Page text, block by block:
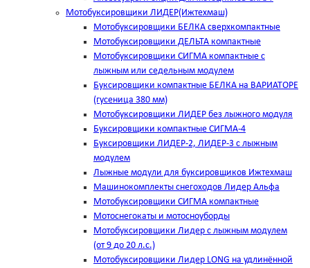
Мотобуксировщики ЛИДЕР(Ижтехмаш)
Мотобуксировщики БЕЛКА сверхкомпактные
Мотобуксировщики ДЕЛЬТА компактные
Мотобуксировщики СИГМА компактные с
лыжным или седельным модулем
Буксировщики компактные БЕЛКА на ВАРИАТОРЕ
(гусеница 380 мм)
Мотобуксировщики ЛИДЕР без лыжного модуля
Буксировщики компактные СИГМА-4
Буксировщики ЛИДЕР-2, ЛИДЕР-3 c лыжным
модулем
Лыжные модули для буксировщиков Ижтехмаш
Машинокомплекты снегоходов Лидер Альфа
Мотобуксировщики СИГМА компактные
Мотоснегокаты и мотосноуборды
Мотобуксировщики Лидер с лыжным модулем
(от 9 до 20 л.с.)
Мотобуксировщики Лидер LONG на удлинённой